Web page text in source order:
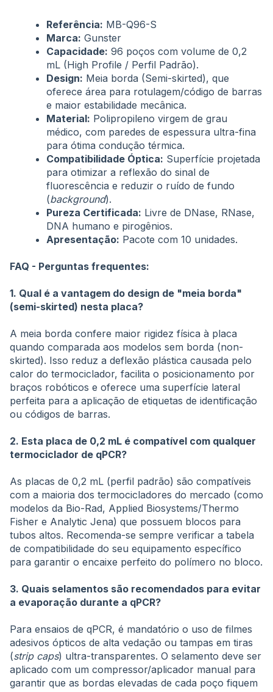
Referência: MB-Q96-S
Marca: Gunster
Capacidade: 96 poços com volume de 0,2
mL (High Profile / Perfil Padrão).
Design: Meia borda (Semi-skirted), que
oferece área para rotulagem/código de barras
e maior estabilidade mecânica.
Material: Polipropileno virgem de grau
médico, com paredes de espessura ultra-fina
para ótima condução térmica.
Compatibilidade Óptica: Superfície projetada
para otimizar a reflexão do sinal de
fluorescência e reduzir o ruído de fundo
(background).
Pureza Certificada: Livre de DNase, RNase,
DNA humano e pirogênios.
Apresentação: Pacote com 10 unidades.
FAQ - Perguntas frequentes:
1. Qual é a vantagem do design de "meia borda"
(semi-skirted) nesta placa?
A meia borda confere maior rigidez física à placa
quando comparada aos modelos sem borda (non-
skirted). Isso reduz a deflexão plástica causada pelo
calor do termociclador, facilita o posicionamento por
braços robóticos e oferece uma superfície lateral
perfeita para a aplicação de etiquetas de identificação
ou códigos de barras.
2. Esta placa de 0,2 mL é compatível com qualquer
termociclador de qPCR?
As placas de 0,2 mL (perfil padrão) são compatíveis
com a maioria dos termocicladores do mercado (como
modelos da Bio-Rad, Applied Biosystems/Thermo
Fisher e Analytic Jena) que possuem blocos para
tubos altos. Recomenda-se sempre verificar a tabela
de compatibilidade do seu equipamento específico
para garantir o encaixe perfeito do polímero no bloco.
3. Quais selamentos são recomendados para evitar
a evaporação durante a qPCR?
Para ensaios de qPCR, é mandatório o uso de filmes
adesivos ópticos de alta vedação ou tampas em tiras
(strip caps) ultra-transparentes. O selamento deve ser
aplicado com um compressor/aplicador manual para
garantir que as bordas elevadas de cada poço fiquem